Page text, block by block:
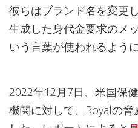
彼らはブランド名を変更
生成した身代金要求のメ
いう言葉が使われるよう
2022年12月7日、米国保
機関に対して、Royalの